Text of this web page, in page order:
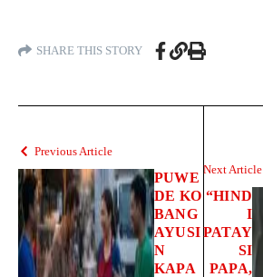
SHARE THIS STORY
Previous Article
PUWE
DE KO
BANG
AYUSI
N
KAPA
Next Article
“HIND
I
PATAY
SI
PAPA,